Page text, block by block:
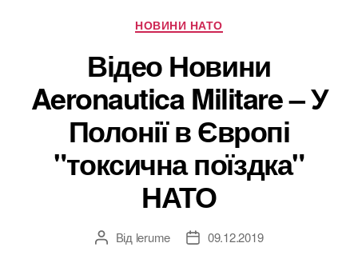
Новини
про
НАТО
в
Україні
Категорії
НОВИНИ НАТО
Відео Новини
Aeronautica Militare – У
Полонії в Європі
"токсична поїздка"
НАТО
Автор
Від lerume
Дата09.12.2019